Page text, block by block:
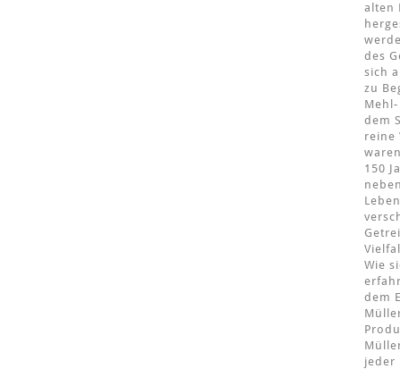
alten
des
sich
zu
dem
reine
150
Wie
dem
jeder